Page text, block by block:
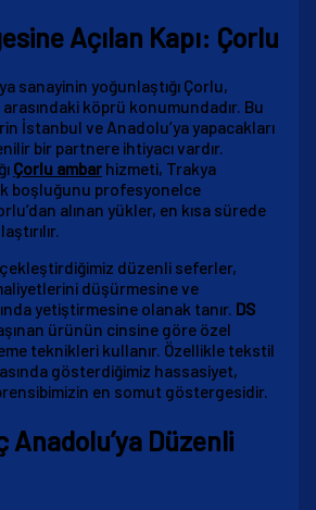
Açılan Kapı: Çorlu
sanayinin yoğunlaştığı Çorlu,
köprü konumundadır. Bu
İstanbul ve Anadolu’ya yapacakları
bir partnere ihtiyacı vardır.
Çorlu ambarhizmeti, Trakya
boşluğunu profesyonelce
alınan yükler, en kısa sürede
düzenli seferler,
düşürmesine ve
yetiştirmesine olanak tanır. DS
ürünün cinsine göre özel
teknikleri kullanır. Özellikle tekstil
gösterdiğimiz hassasiyet,
en somut göstergesidir.
Anadolu’ya Düzenli